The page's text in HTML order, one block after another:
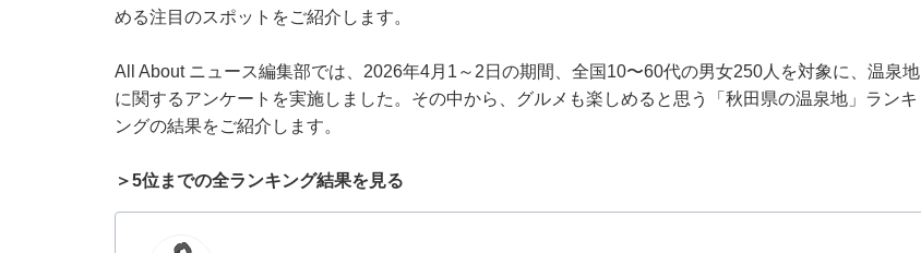
める注目のスポットをご紹介します。
All About ニュース編集部では、2026年4月1～2日の期間、全国10〜60代の男女250人を対象に、温泉地
に関するアンケートを実施しました。その中から、グルメも楽しめると思う「秋田県の温泉地」ランキ
ングの結果をご紹介します。
＞5位までの全ランキング結果を見る